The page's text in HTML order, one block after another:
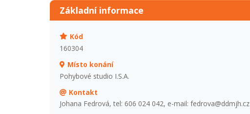
Základní informace
Kód
160304
Místo konání
Pohybové studio I.S.A.
Kontakt
Johana Fedrová, tel: 606 024 042, e-mail: fedrova@ddmjh.cz